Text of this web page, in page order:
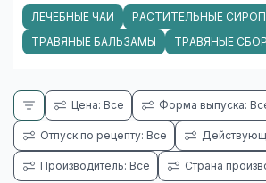
ЛЕЧЕБНЫЕ ЧАИ
РАСТИТЕЛЬНЫЕ
ТРАВЯНЫЕ БАЛЬЗАМЫ
ТРАВЯНЫЕ
Цена: Все Форма выпуска:
Отпуск по рецепту: Все
Производитель: Все Страна